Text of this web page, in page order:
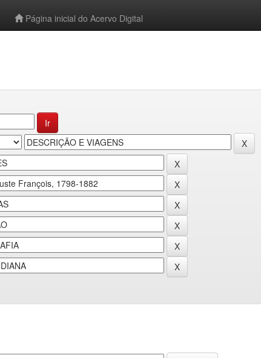
Página inicial do Acervo Digital